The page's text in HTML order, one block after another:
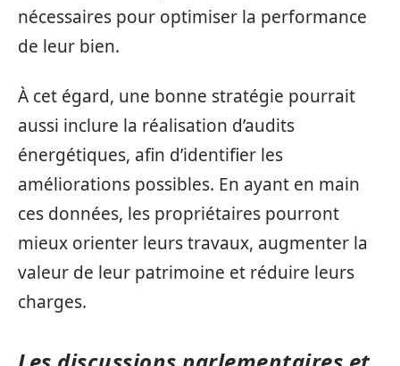
nécessaires pour optimiser la performance
de leur bien.
À cet égard, une bonne stratégie pourrait
aussi inclure la réalisation d’audits
énergétiques, afin d’identifier les
améliorations possibles. En ayant en main
ces données, les propriétaires pourront
mieux orienter leurs travaux, augmenter la
valeur de leur patrimoine et réduire leurs
charges.